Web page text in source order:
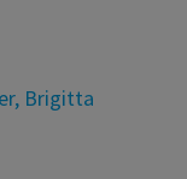
, Brigitta